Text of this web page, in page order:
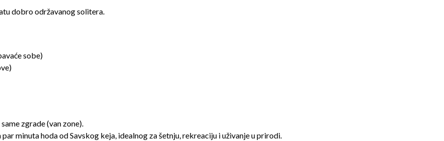
dobro održavanog solitera.
sobe)
zgrade (van zone).
par minuta hoda od Savskog keja, idealnog za šetnju, rekreaciju i uživanje u prirodi.